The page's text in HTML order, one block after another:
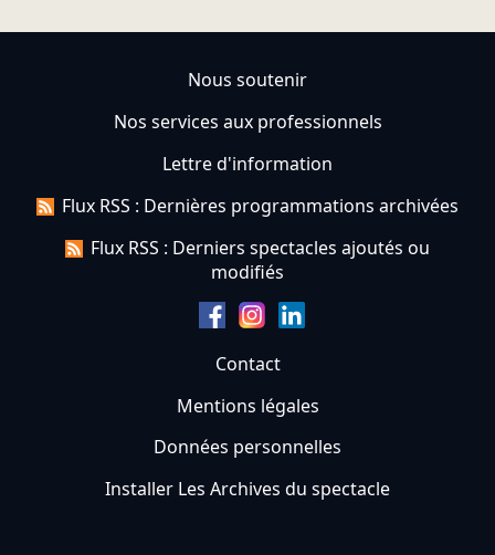
Nous soutenir
Nos services aux professionnels
Lettre d'information
Flux RSS : Dernières programmations archivées
Flux RSS : Derniers spectacles ajoutés ou
modifiés
Contact
Mentions légales
Données personnelles
Installer Les Archives du spectacle